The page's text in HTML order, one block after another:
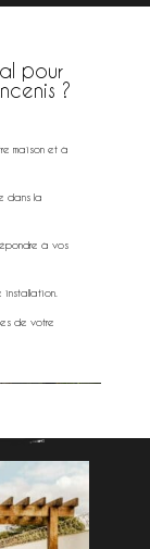
pour
?
maison et à
dans la
à vos
installation.
de votre